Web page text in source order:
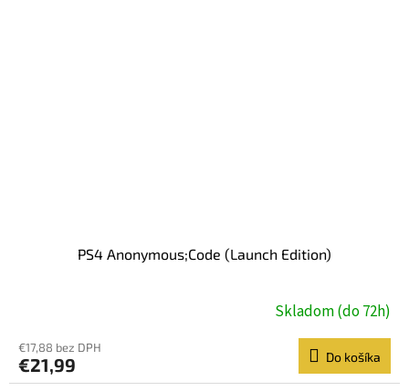
PS4 Anonymous;Code (Launch Edition)
Skladom (do 72h)
€17,88 bez DPH
€21,99 Do košíka